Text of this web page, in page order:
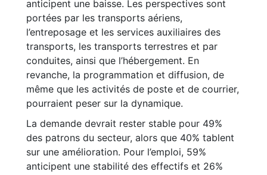
anticipent une baisse. Les perspectives sont
portées par les transports aériens,
l’entreposage et les services auxiliaires des
transports, les transports terrestres et par
conduites, ainsi que l’hébergement. En
revanche, la programmation et diffusion, de
même que les activités de poste et de courrier,
pourraient peser sur la dynamique.
La demande devrait rester stable pour 49%
des patrons du secteur, alors que 40% tablent
sur une amélioration. Pour l’emploi, 59%
anticipent une stabilité des effectifs et 26%